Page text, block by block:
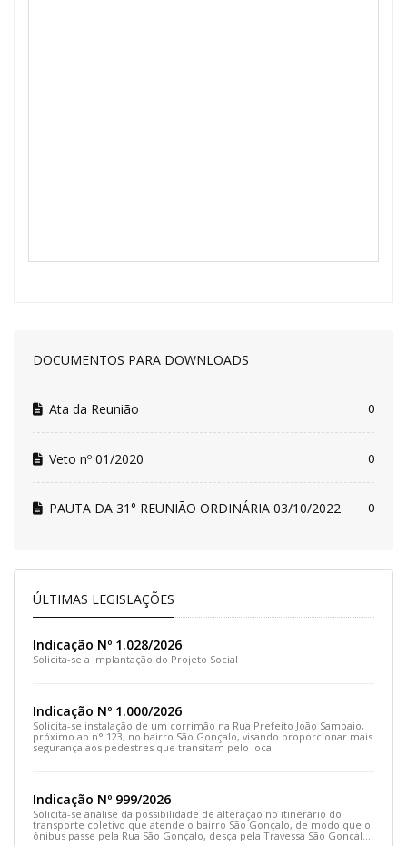
DOCUMENTOS PARA DOWNLOADS
Ata da Reunião 0
Veto nº 01/2020 0
PAUTA DA 31° REUNIÃO ORDINÁRIA 03/10/2022 0
ÚLTIMAS LEGISLAÇÕES
Indicação Nº 1.028/2026
Solicita-se a implantação do Projeto Social
Indicação Nº 1.000/2026
Solicita-se instalação de um corrimão na Rua Prefeito João Sampaio,
próximo ao n° 123, no bairro São Gonçalo, visando proporcionar mais
segurança aos pedestres que transitam pelo local
Indicação Nº 999/2026
Solicita-se análise da possibilidade de alteração no itinerário do
transporte coletivo que atende o bairro São Gonçalo, de modo que o
ônibus passe pela Rua São Gonçalo, desça pela Travessa São Gonçalo